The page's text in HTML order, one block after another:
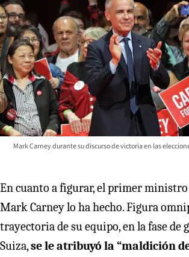
Mark Carney durante su discurso de victoria en las
En cuanto a figurar, el primer ministro
Mark Carney lo ha hecho. Figura
trayectoria de su equipo, en la fase de
Suiza,se le atribuyó la “maldición